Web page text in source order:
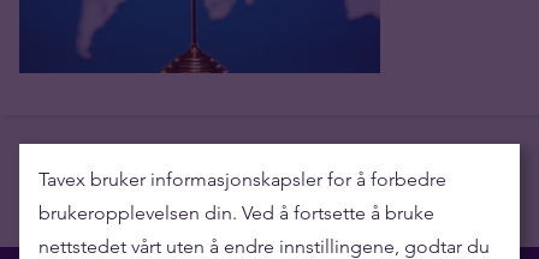
Tavex bruker informasjonskapsler for å forbedre
brukeropplevelsen din. Ved å fortsette å bruke
nettstedet vårt uten å endre innstillingene, godtar du